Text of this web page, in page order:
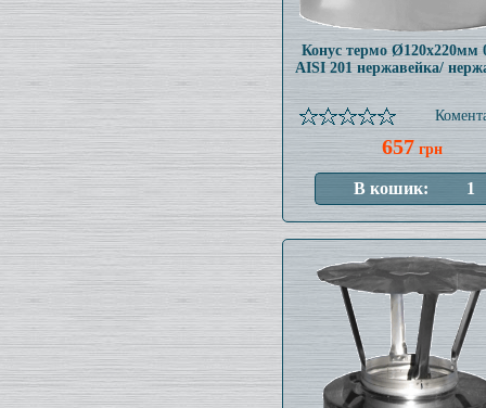
Конус термо Ø120x220мм
AISI 201 нержавейка/
657 грн